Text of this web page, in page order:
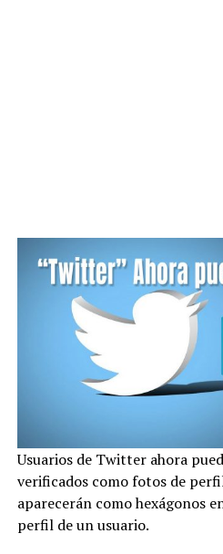
Usuarios de Twitter ahora
verificados como fotos de
aparecerán como hexágonos
perfil de un usuario.